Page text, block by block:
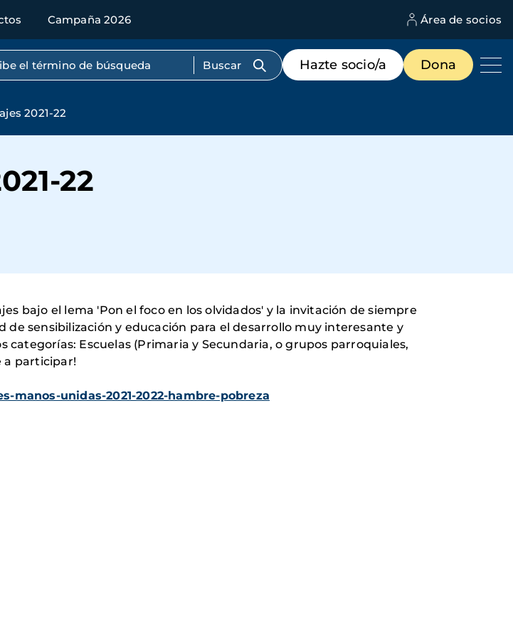
Campaña 2026 Área de socios
por texto completo
Menú
de
destacados
Hazte socio/a Dona
2021-22
22
bajo el lema 'Pon el foco en los olvidados' y la invitación de siempre
sensibilización y educación para el desarrollo muy interesante y
Escuelas (Primaria y Secundaria, o grupos parroquiales,
a participar!
unidas-2021-2022-hambre-pobreza